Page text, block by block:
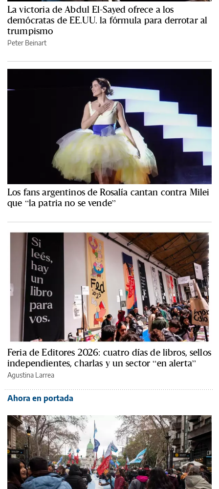
La victoria de Abdul El-Sayed ofrece a los
demócratas de EE.UU. la fórmula para derrotar al
trumpismo
Peter Beinart
Los fans argentinos de Rosalía cantan contra Milei
que “la patria no se vende”
Feria de Editores 2026: cuatro días de libros, sellos
independientes, charlas y un sector “en alerta”
Agustina Larrea
Ahora en portada